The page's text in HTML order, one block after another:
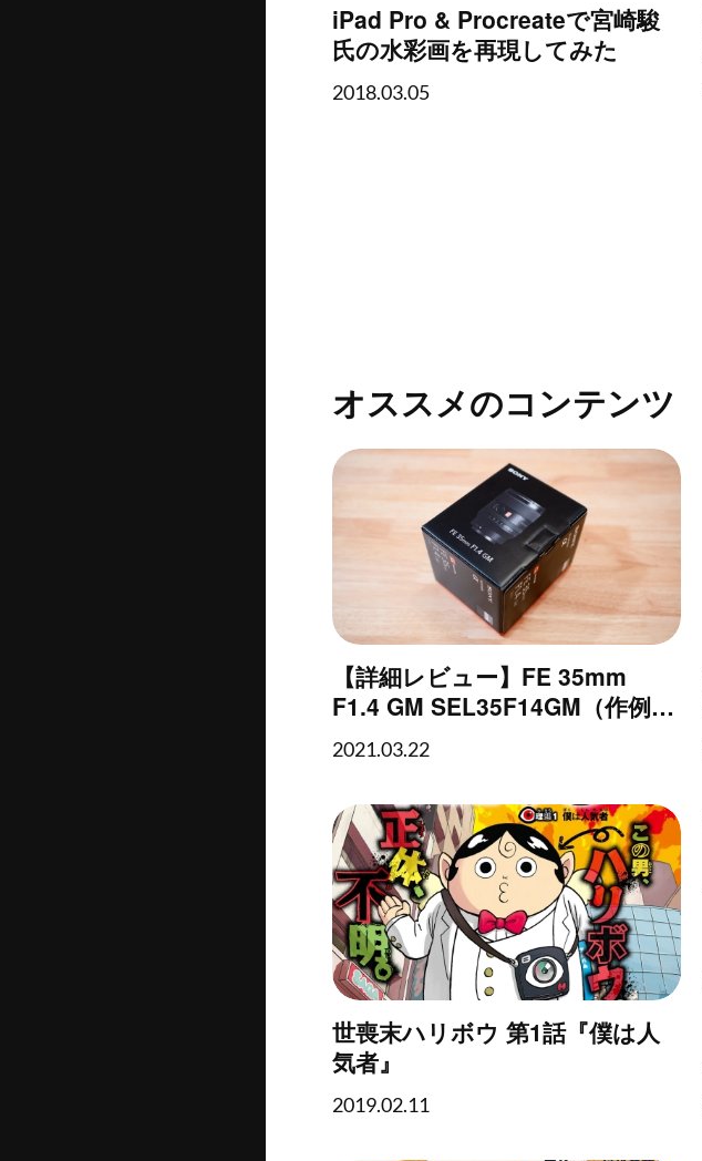
iPad Pro & Procreateで宮崎駿
氏の水彩画を再現してみた
2018.03.05
オススメのコンテンツ
【詳細レビュー】FE 35mm
F1.4 GM SEL35F14GM（作例あ
り）
2021.03.22
世喪末ハリボウ 第1話『僕は人
気者』
2019.02.11